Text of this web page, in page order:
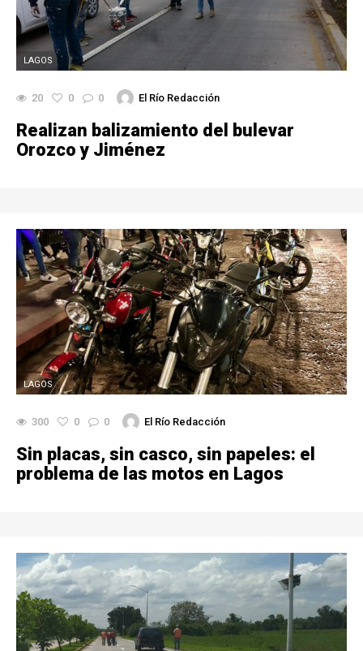
LAGOS
20 0 0 El Río Redacción
Realizan balizamiento del bulevar
Orozco y Jiménez
LAGOS
300 0 0 El Río Redacción
Sin placas, sin casco, sin papeles: el
problema de las motos en Lagos